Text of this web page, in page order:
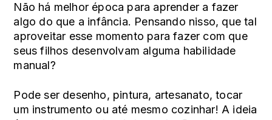
Não há melhor época para aprender a fazer
algo do que a infância. Pensando nisso, que tal
aproveitar esse momento para fazer com que
seus filhos desenvolvam alguma habilidade
manual?
Pode ser desenho, pintura, artesanato, tocar
um instrumento ou até mesmo cozinhar! A ideia